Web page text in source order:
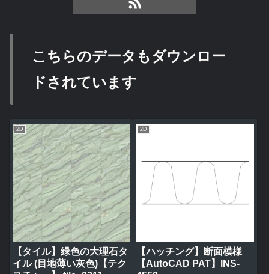
こちらのデータもダウンロー
ドされています
2D
【タイル】緑色の大理石タ
イル (目地薄い灰色)【テク
2D
【ハッチング】断面模様
【AutoCAD PAT】INS-